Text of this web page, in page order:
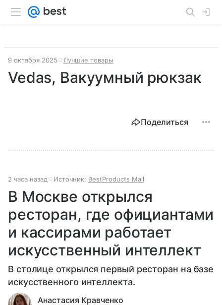
9 октября 2025 Лучшие товары
Vedas, Вакуумный рюкзак
Поделиться
2 часа назад Источник: BestProducts Mail
В Москве открылся
ресторан, где официантами
и кассирами работает
искусственный интеллект
В столице открылся первый ресторан на базе
искусственного интеллекта.
Анастасия Кравченко